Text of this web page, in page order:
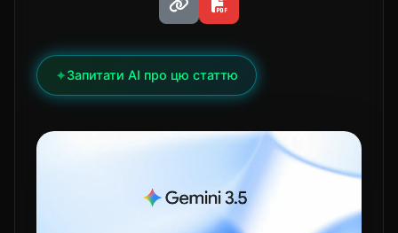
✦Запитати AI про цю статтю